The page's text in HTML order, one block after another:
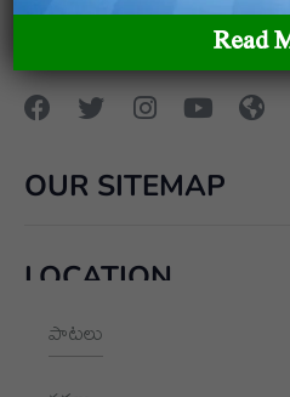
తెలుగు మహిళా రచయితల
మహిళా రచయితల ఫౌండేషన్
OUR SITEMAP
పాటలు
LOCATION
+91 9989928562
hello@aksharayan.com
Read